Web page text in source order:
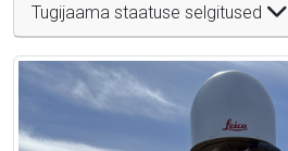
Tugijaama staatuse selgitused